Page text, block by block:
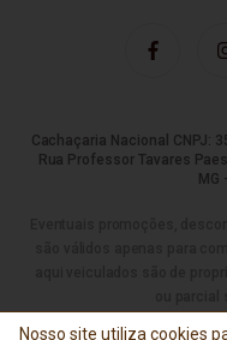
Cachaçaria Nacional CNPJ:
Rua Professor Tavares
MG
Nosso site utiliza cookies